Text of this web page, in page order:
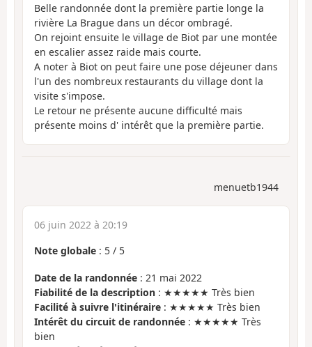
Belle randonnée dont la première partie longe la
rivière La Brague dans un décor ombragé.
On rejoint ensuite le village de Biot par une montée
en escalier assez raide mais courte.
A noter à Biot on peut faire une pose déjeuner dans
l'un des nombreux restaurants du village dont la
visite s'impose.
Le retour ne présente aucune difficulté mais
présente moins d' intérêt que la première partie.
menuetb1944
06 juin 2022 à 20:19
Note globale : 5 / 5
Date de la randonnée : 21 mai 2022
Fiabilité de la description : ★★★★★ Très bien
Facilité à suivre l'itinéraire : ★★★★★ Très bien
Intérêt du circuit de randonnée : ★★★★★ Très
bien